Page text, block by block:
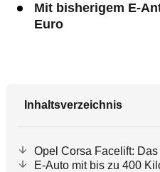
Mit bisherigem E-
Euro
Inhaltsverzeichnis
Opel Corsa Facelift:
E-Auto mit bis zu 400